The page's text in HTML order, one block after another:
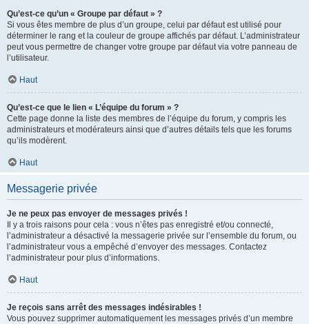
Qu’est-ce qu’un « Groupe par défaut » ?
Si vous êtes membre de plus d’un groupe, celui par défaut est utilisé pour
déterminer le rang et la couleur de groupe affichés par défaut. L’administrateur
peut vous permettre de changer votre groupe par défaut via votre panneau de
l’utilisateur.
Haut
Qu’est-ce que le lien « L’équipe du forum » ?
Cette page donne la liste des membres de l’équipe du forum, y compris les
administrateurs et modérateurs ainsi que d’autres détails tels que les forums
qu’ils modèrent.
Haut
Messagerie privée
Je ne peux pas envoyer de messages privés !
Il y a trois raisons pour cela : vous n’êtes pas enregistré et/ou connecté,
l’administrateur a désactivé la messagerie privée sur l’ensemble du forum, ou
l’administrateur vous a empêché d’envoyer des messages. Contactez
l’administrateur pour plus d’informations.
Haut
Je reçois sans arrêt des messages indésirables !
Vous pouvez supprimer automatiquement les messages privés d’un membre